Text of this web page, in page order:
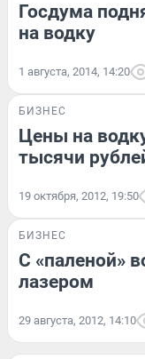
Госдума
на водку
1 августа, 2014, 14:20
БИЗНЕС
Цены на
тысячи
19 октября, 2012, 19:50
БИЗНЕС
С «паленой»
лазером
29 августа, 2012, 14:10